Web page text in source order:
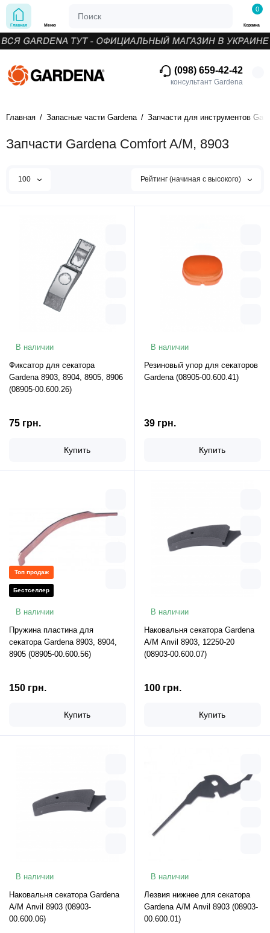
(098) 659-42-42
консультант Gardena
Главная Меню
0
Корзина
Главная Запасные части Gardena Запчасти для инструментов
Запчасти Gardena Comfort A/M, 8903
100 Рейтинг (начиная с высокого)
В наличии
Фиксатор для секатора
Gardena 8903, 8904, 8905, 8906
(08905-00.600.26)
75 грн.
Купить
В наличии
Резиновый упор для секаторов
Gardena (08905-00.600.41)
39 грн.
Купить
Топ продаж
Бестселлер
В наличии
Пружина пластина для
секатора Gardena 8903, 8904,
8905 (08905-00.600.56)
150 грн.
Купить
В наличии
Наковальня секатора Gardena
A/M Anvil 8903, 12250-20
(08903-00.600.07)
100 грн.
Купить
В наличии
Наковальня секатора Gardena
A/M Anvil 8903 (08903-
00.600.06)
В наличии
Лезвия нижнее для секатора
Gardena A/M Anvil 8903 (08903-
00.600.01)